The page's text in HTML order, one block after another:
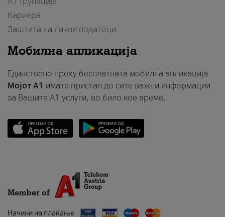
Кариера
Заштита на лични податоци
Мобилна апликација
Единствено преку бесплатната мобилна апликација
Мојот A1 имате пристап до сите важни информации
за Вашите A1 услуги, во било кое време.
Member of
Начини на плаќање